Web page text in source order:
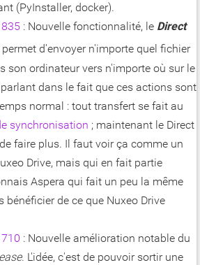
(PyInstaller, docker).
: Nouvelle fonctionnalité, le Direct
permet d'envoyer n'importe quel fichier
son ordinateur vers n'importe où sur le
parlant dans le fait que ces actions sont
normal : tout transfert se fait au
synchronisation ; maintenant le Direct
faire plus. Il faut voir ça comme un
Drive, mais qui en fait partie
Aspera qui fait un peu la même
bénéficier de ce que Nuxeo Drive
: Nouvelle amélioration notable du
. L'idée, c'est de pouvoir sortir une